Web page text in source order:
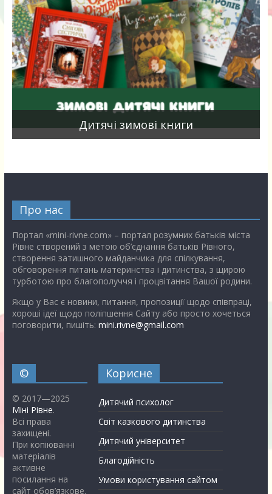
Дитячі зимові книги
Про нас
Портал «mini-rivne.com» – портал розумних батьків міста
Рівне створений з метою об’єднання батьків Рівного,
створення затишного майданчика для спілкування,
обговорення питань материнства і дитинства, з щирою
турботою про благополуччя і процвітання Вашої родини.
Якщо у Вас є новини, питання, пропозиції щодо співпраці,
хороші ідеї щодо поліпшення Сайту або просто хочеться
поговорити, пишіть: mini.rivne@gmail.com
©
© 2017—2025
Міні Рівне.
Всі права
захищені.
При копіюванні
матеріалів
активне
посилання на
сайт обов’язкове.
Корисне
Дитячий психолог
Світ казкового дитинства
Дитячий університет
Благодійність
Умови користування сайтом